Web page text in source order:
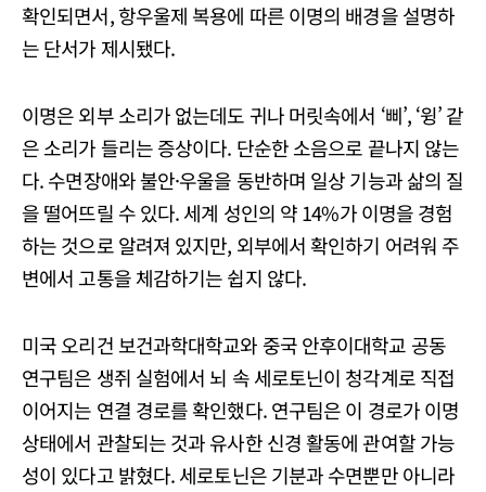
확인되면서, 항우울제 복용에 따른 이명의 배경을 설명하
는 단서가 제시됐다.
이명은 외부 소리가 없는데도 귀나 머릿속에서 ‘삐’, ‘윙’ 같
은 소리가 들리는 증상이다. 단순한 소음으로 끝나지 않는
다. 수면장애와 불안·우울을 동반하며 일상 기능과 삶의 질
을 떨어뜨릴 수 있다. 세계 성인의 약 14%가 이명을 경험
하는 것으로 알려져 있지만, 외부에서 확인하기 어려워 주
변에서 고통을 체감하기는 쉽지 않다.
미국 오리건 보건과학대학교와 중국 안후이대학교 공동
연구팀은 생쥐 실험에서 뇌 속 세로토닌이 청각계로 직접
이어지는 연결 경로를 확인했다. 연구팀은 이 경로가 이명
상태에서 관찰되는 것과 유사한 신경 활동에 관여할 가능
성이 있다고 밝혔다. 세로토닌은 기분과 수면뿐만 아니라